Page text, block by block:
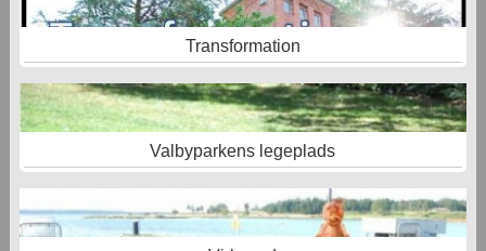
Transformation
Valbyparkens legeplads